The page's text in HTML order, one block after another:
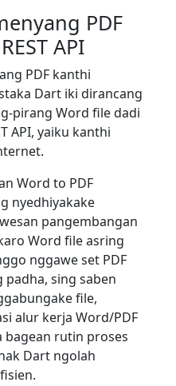
PDF
API
PDF kanthi
Dart iki dirancang
pirang Word file dadi
API, yaiku kanthi
Word to PDF
nyedhiyakake
pangembangan
Word file asring
nggawe set PDF
sing saben
file,
alur kerja Word/PDF
rutin proses
Dart ngolah